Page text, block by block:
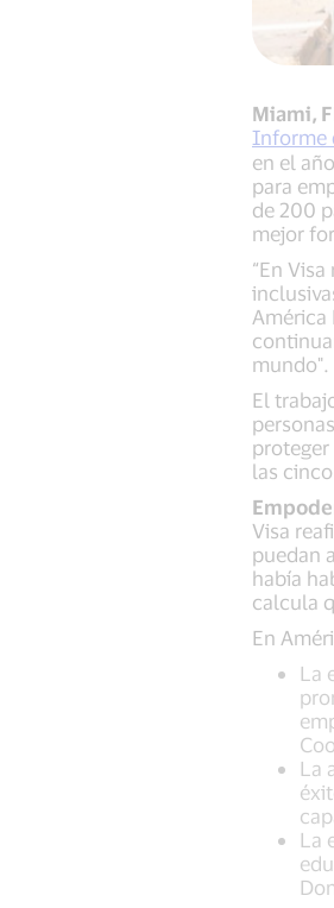
Miami,
Informe
en el
para
de 200
mejor
“En
América
mundo".
El
las
Visa
puedan
había
calcula
En
La
La
La